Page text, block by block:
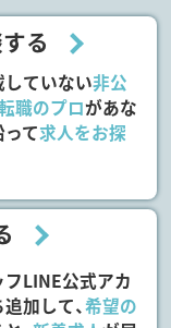
る
していない非公
職のプロがあな
って求人をお探
LINE公式アカ
加して、希望の